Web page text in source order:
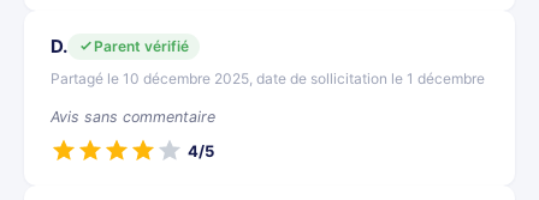
D.
Parent vérifié
Partagé le 10 décembre 2025, date de sollicitation le 1 décembre
Avis sans commentaire
4/5